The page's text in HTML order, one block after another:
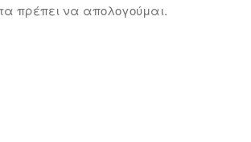
πρέπει να απολογούμαι.